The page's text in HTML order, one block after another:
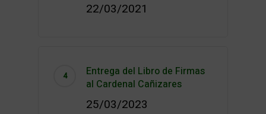
22/03/2021
Entrega del Libro de Firmas
al Cardenal Cañizares
25/03/2023